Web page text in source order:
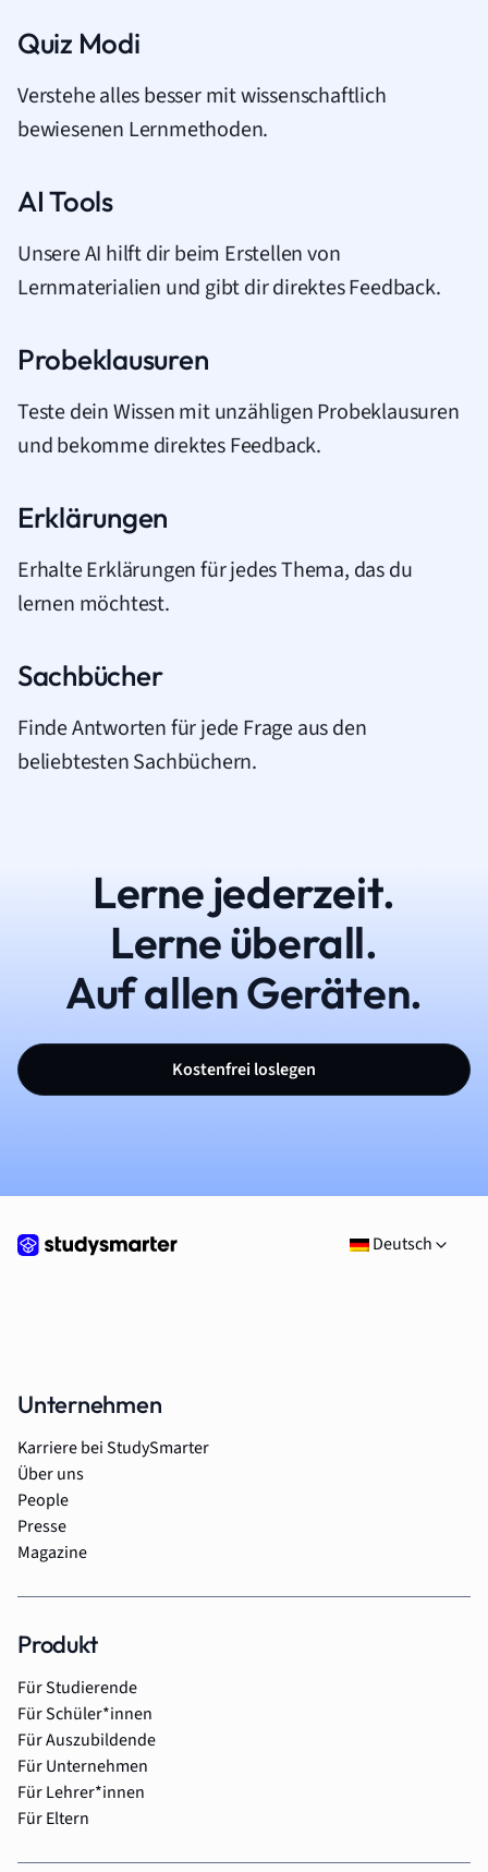
Quiz Modi
Verstehe alles besser mit wissenschaftlich
bewiesenen Lernmethoden.
AI Tools
Unsere AI hilft dir beim Erstellen von
Lernmaterialien und gibt dir direktes Feedback.
Probeklausuren
Teste dein Wissen mit unzähligen Probeklausuren
und bekomme direktes Feedback.
Erklärungen
Erhalte Erklärungen für jedes Thema, das du
lernen möchtest.
Sachbücher
Finde Antworten für jede Frage aus den
beliebtesten Sachbüchern.
Lerne jederzeit.
Lerne überall.
Auf allen Geräten.
Kostenfrei loslegen
Deutsch
Unternehmen
Karriere bei StudySmarter
Über uns
People
Presse
Magazine
Produkt
Für Studierende
Für Schüler*innen
Für Auszubildende
Für Unternehmen
Für Lehrer*innen
Für Eltern